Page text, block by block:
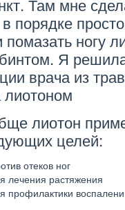
в порядке
ногу
Я
врача из
лиотоном
О КРЕМЕ
лиотон
целей:
отеков ног
лечения растяжения
профилактики